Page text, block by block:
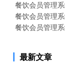
餐饮会员管理
餐饮会员管理
餐饮会员管理
最新文章